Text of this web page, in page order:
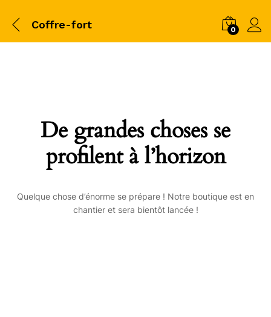
Coffre-fort 0
De grandes choses se
profilent à l’horizon
Quelque chose d’énorme se prépare ! Notre boutique est en
chantier et sera bientôt lancée !